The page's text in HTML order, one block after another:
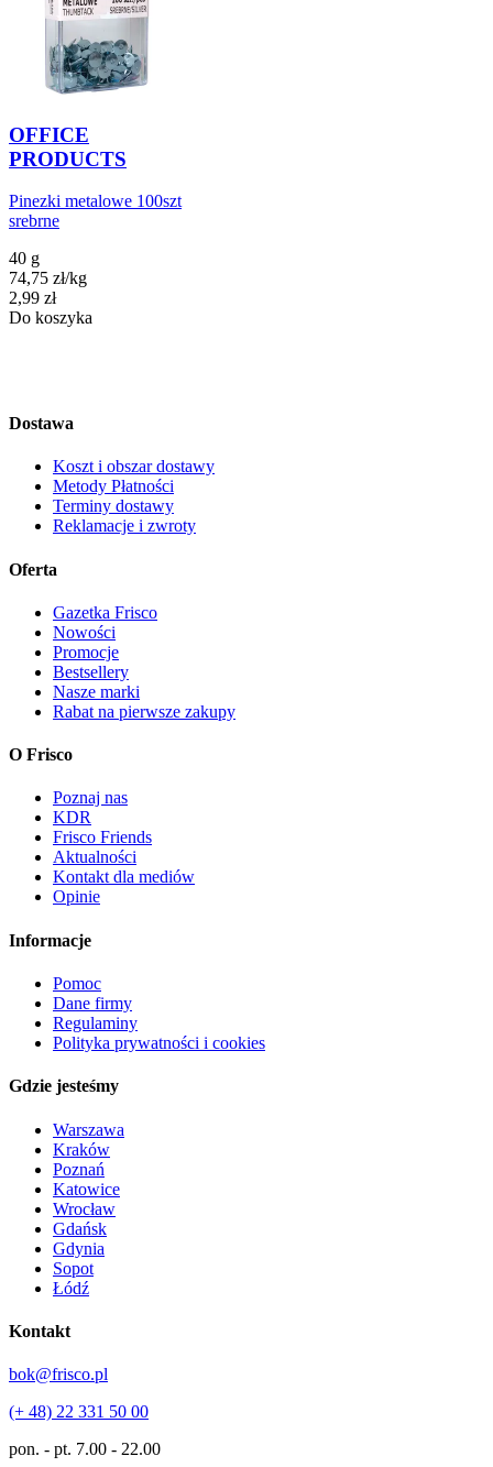
OFFICE
PRODUCTS
Pinezki metalowe 100szt
srebrne
40 g
74,75 zł/kg
Cena
2,99 zł
Do koszyka
Dostawa
Koszt i obszar dostawy
Metody Płatności
Terminy dostawy
Reklamacje i zwroty
Oferta
Gazetka Frisco
Nowości
Promocje
Bestsellery
Nasze marki
Rabat na pierwsze zakupy
O Frisco
Poznaj nas
KDR
Frisco Friends
Aktualności
Kontakt dla mediów
Opinie
Informacje
Pomoc
Dane firmy
Regulaminy
Polityka prywatności i cookies
Gdzie jesteśmy
Warszawa
Kraków
Poznań
Katowice
Wrocław
Gdańsk
Gdynia
Sopot
Łódź
Kontakt
bok@frisco.pl
(+ 48) 22 331 50 00
pon. - pt. 7.00 - 22.00